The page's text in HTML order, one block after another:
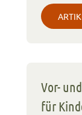
Vor-
für